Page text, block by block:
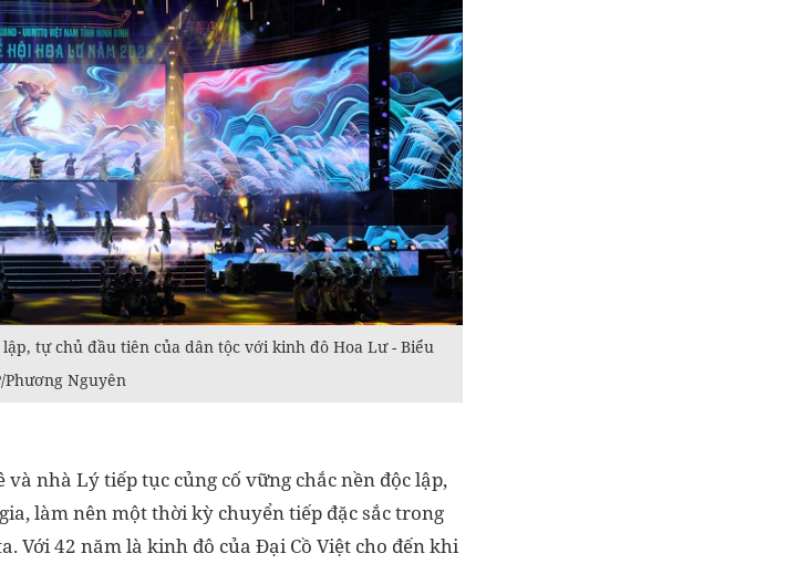
tự chủ đầu tiên của dân tộc với kinh đô Hoa Lư - Biểu
Nguyên
nhà Lý tiếp tục củng cố vững chắc nền độc lập,
làm nên một thời kỳ chuyển tiếp đặc sắc trong
Với 42 năm là kinh đô của Đại Cồ Việt cho đến khi